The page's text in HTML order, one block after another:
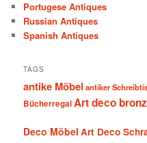
Portugese Antiques
Russian Antiques
Spanish Antiques
TAGS
antike Möbel antiker
BücherregalArt deco
Deco Möbel Art Deco